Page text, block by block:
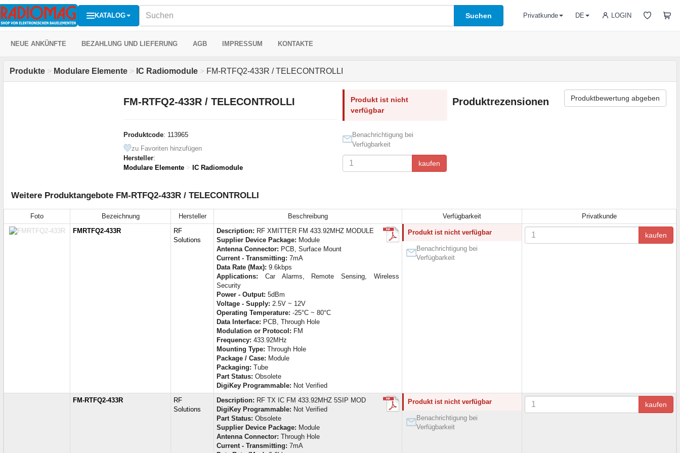
KATALOG Suchen LOGIN
Privatkunde DE
NEUE ANKÜNFTE BEZAHLUNG UND LIEFERUNG AGB IMPRESSUM KONTAKTE
Produkte > Modulare Elemente > IC Radiomodule > FM-RTFQ2-433R / TELECONTROLLI
FM-RTFQ2-433R / TELECONTROLLI
Produktcode: 113965
zu Favoriten hinzufügen
Hersteller:
Modulare Elemente > IC Radiomodule
Produkt ist nicht
verfügbar
Benachrichtigung bei
Verfügbarkeit
kaufen
Produktrezensionen Produktbewertung abgeben
Weitere Produktangebote FM-RTFQ2-433R / TELECONTROLLI
Foto Bezeichnung Hersteller Beschreibung Verfügbarkeit
Privatkunde
FMRTFQ2-433R
RF
Solutions
Description: RF XMITTER FM 433.92MHZ MODULE
Supplier Device Package: Module
Antenna Connector: PCB, Surface Mount
Current - Transmitting: 7mA
Data Rate (Max): 9.6kbps
Applications: Car Alarms, Remote Sensing, Wireless
Security
Power - Output: 5dBm
Voltage - Supply: 2.5V ~ 12V
Operating Temperature: -25°C ~ 80°C
Data Interface: PCB, Through Hole
Modulation or Protocol: FM
Frequency: 433.92MHz
Mounting Type: Through Hole
Package / Case: Module
Packaging: Tube
Part Status: Obsolete
DigiKey Programmable: Not Verified
Produkt ist nicht verfügbar
Benachrichtigung bei
Verfügbarkeit
kaufen
FM-RTFQ2-433R
RF
Solutions
Description: RF TX IC FM 433.92MHZ 5SIP MOD
DigiKey Programmable: Not Verified
Part Status: Obsolete
Supplier Device Package: Module
Antenna Connector: Through Hole
Current - Transmitting: 7mA
Produkt ist nicht verfügbar
Benachrichtigung bei
Verfügbarkeit
kaufen